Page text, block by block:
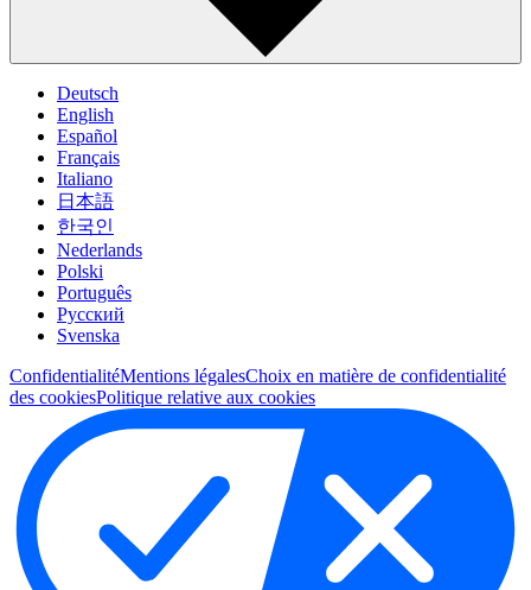
Deutsch
English
Español
Français
Italiano
日本語
한국인
Nederlands
Polski
Português
Pусский
Svenska
ConfidentialitéMentions légalesChoix en matière de confidentialité
des cookiesPolitique relative aux cookies